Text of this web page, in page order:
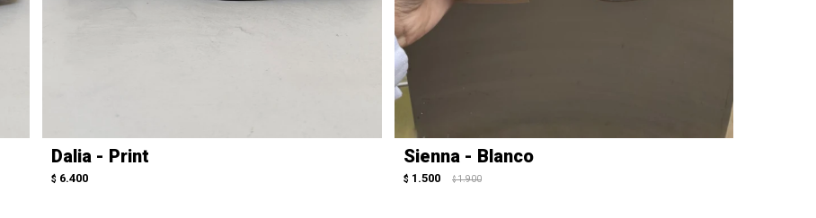
Dalia - Print
$ 6.400
Sienna - Blanco
$ 1.500 $ 1.900